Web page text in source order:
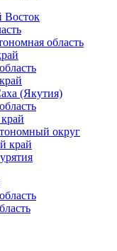
Восток
область
(Якутия)
округ
край